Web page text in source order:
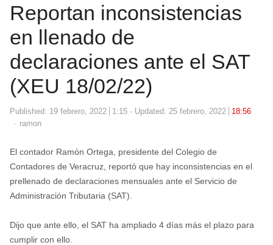
Reportan inconsistencias
en llenado de
declaraciones ante el SAT
(XEU 18/02/22)
Published: 19 febrero, 2022 1:15 Updated: 25 febrero, 2022
18:56
Author
ramon
El contador Ramón Ortega, presidente del Colegio de
Contadores de Veracruz, reportó que hay inconsistencias en el
prellenado de declaraciones mensuales ante el Servicio de
Administración Tributaria (SAT).
Dijo que ante ello, el SAT ha ampliado 4 días más el plazo para
cumplir con ello.